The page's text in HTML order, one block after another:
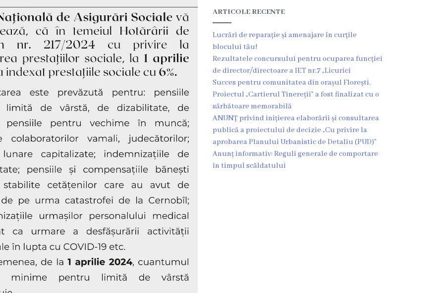
ARTICOLE RECENTE
Lucrări de reparație și amenajare în curțile
blocului tău!
Rezultatele concursului pentru ocuparea funcției
de director/directoare a IET nr.7 „Licurici
Succes pentru comunitatea din orașul Florești.
Proiectul „Cartierul Tinereții” a fost finalizat cu o
sărbătoare memorabilă
ANUNȚ privind inițierea elaborării și consultarea
publică a proiectului de decizie „Cu privire la
aprobarea Planului Urbanistic de Detaliu (PUD)”
Anunț informativ: Reguli generale de comportare
în timpul scăldatului